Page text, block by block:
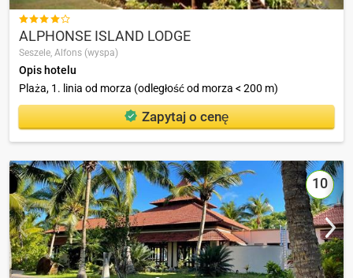

ALPHONSE ISLAND LODGE
Seszele, Alfons (wyspa)
Opis hotelu
Plaża, 1. linia od morza (odległość od morza < 200 m)
Zapytaj o cenę
10